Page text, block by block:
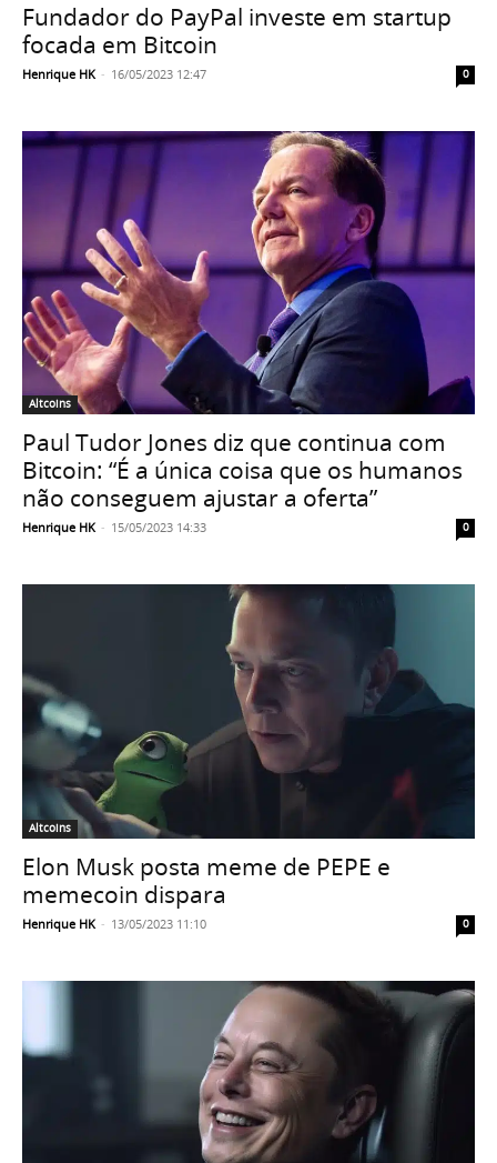
Fundador do PayPal investe em startup
focada em Bitcoin
Henrique HK - 16/05/2023 12:47 0
Altcoins
Paul Tudor Jones diz que continua com
Bitcoin: “É a única coisa que os humanos
não conseguem ajustar a oferta”
Henrique HK - 15/05/2023 14:33 0
Altcoins
Elon Musk posta meme de PEPE e
memecoin dispara
Henrique HK - 13/05/2023 11:10 0